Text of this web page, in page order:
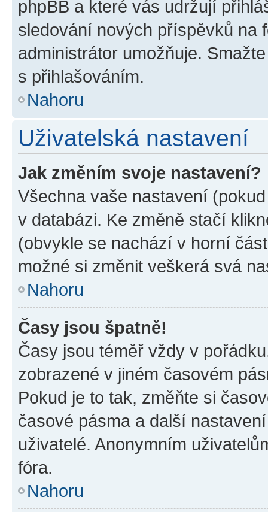
phpBB a které vás udržují
sledování nových příspěvků na
administrátor umožňuje.
s přihlašováním.
Nahoru
Uživatelská nastavení
Jak změním svoje nastavení?
Všechna vaše nastavení
v databázi. Ke změně stačí
(obvykle se nachází v horní
možné si změnit veškerá svá
Nahoru
Časy jsou špatně!
Časy jsou téměř vždy v
zobrazené v jiném časovém
Pokud je to tak, změňte si
časové pásma a další
uživatelé. Anonymním
fóra.
Nahoru